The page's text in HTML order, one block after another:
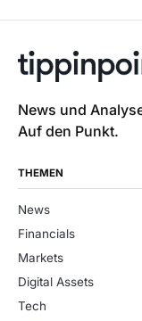
News und
Auf den Punkt.
THEMEN
News
Financials
Markets
Digital Assets
Tech